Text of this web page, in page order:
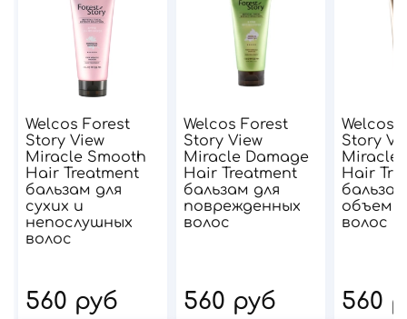
Welcos Forest
Story View
Miracle Smooth
Hair Treatment
бальзам для
сухих и
непослушных
волос
560 руб
Welcos Forest
Story View
Miracle Damage
Hair Treatment
бальзам для
поврежденных
волос
560 руб
Welcos
Story
Miracle
Hair
объема
волос
560